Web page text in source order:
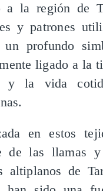
a la región de
y patrones
profundo
ligado a la
y la vida
en estos
de las llamas y
altiplanos de